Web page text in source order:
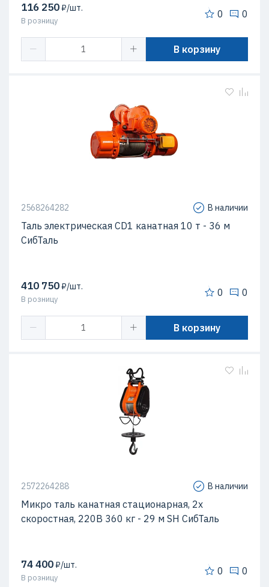
116 250₽/шт.
В розницу
0 0
В корзину
2568264282 В наличии
Таль электрическая CD1 канатная 10 т - 36 м
СибТаль
410 750₽/шт.
В розницу
0 0
В корзину
2572264288 В наличии
Микро таль канатная стационарная, 2х
скоростная, 220В 360 кг - 29 м SH СибТаль
74 400₽/шт.
В розницу
0 0